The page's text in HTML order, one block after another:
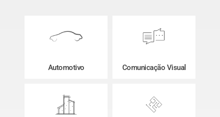
Automotivo Comunicação Visual